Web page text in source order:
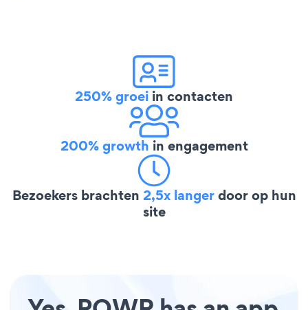
250% groei in contacten
200% growth in engagement
Bezoekers brachten 2,5x langerdoor op hun
site